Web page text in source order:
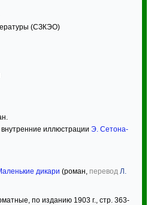
(СЗКЭО)
иллюстрации Э. Сетона-
дикари (роман, перевод Л.
по изданию 1903 г., стр. 363-